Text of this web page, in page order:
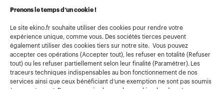
Prenons le temps d’un cookie !
Le site ekino.fr souhaite utiliser des cookies pour rendre votre
expérience unique, comme vous. Des sociétés tierces peuvent
également utiliser des cookies tiers sur notre site. Vous pouvez
accepter ces opérations (Accepter tout), les refuser en totalité (Refuser
tout) ou les refuser partiellement selon leur finalité (Paramétrer). Les
traceurs techniques indispensables au bon fonctionnement de nos
services ainsi que ceux bénéficiant d’une exemption ne sont pas soumis
Conditions générales d’utilisation
Politique de confidentialité
Politique cookies
Gestion des cookies
Index égalité